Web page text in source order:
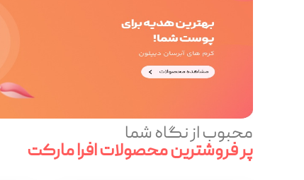
محبوب از نگاه شما
پر فروشترین محصولات افرا مارکت